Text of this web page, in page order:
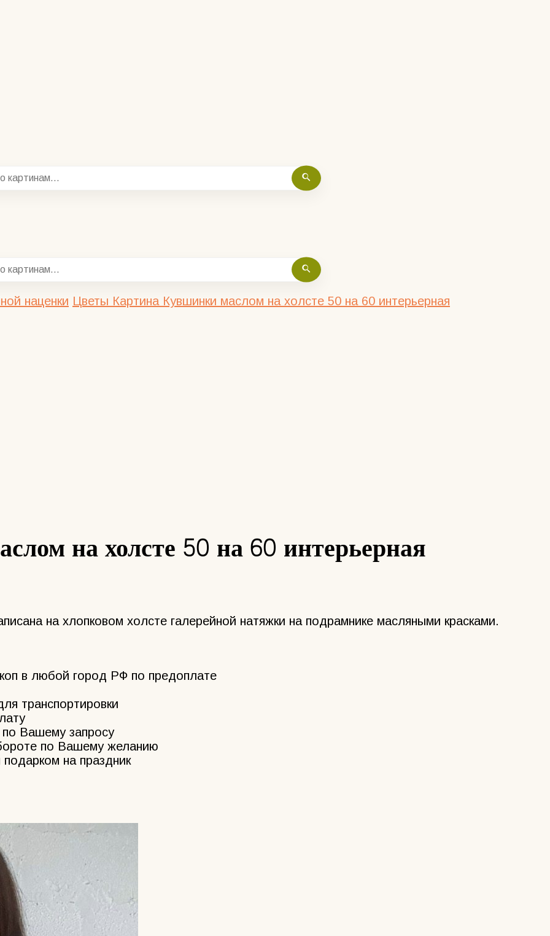
наценки Цветы Картина Кувшинки маслом на холсте 50 на 60 интерьерная
на холсте 50 на 60 интерьерная
на хлопковом холсте галерейной натяжки на подрамнике масляными красками.
в любой город РФ по предоплате
транспортировки
Вашему запросу
по Вашему желанию
на праздник